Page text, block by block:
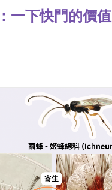
一下快門的價值